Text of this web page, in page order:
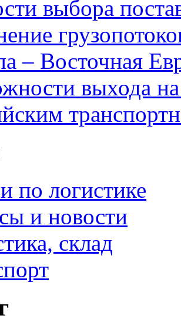
выбора
– Восточная
выхода
по логистике
и новости
склад